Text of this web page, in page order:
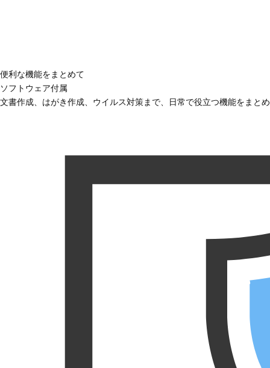
便利な機能をまとめて
ソフトウェア付属
文書作成、はがき作成、ウイルス対策まで、日常で役立つ機能をまと